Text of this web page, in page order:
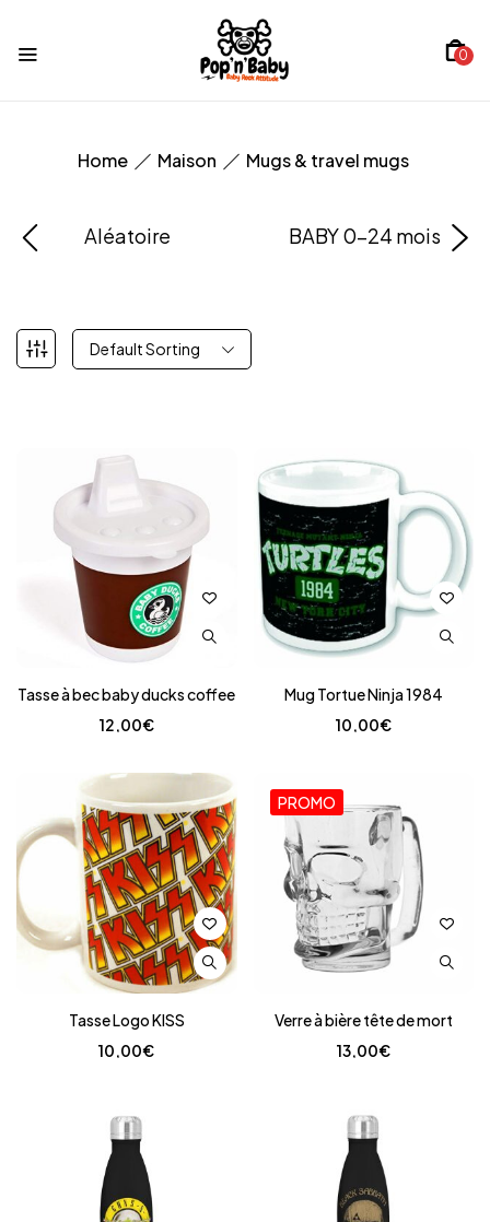
0
Home Maison Mugs & travel mugs
Aléatoire BABY 0-24 mois
Default Sorting
Tasse à bec baby ducks coffee
12,00€
Mug Tortue Ninja 1984
10,00€
Tasse Logo KISS
10,00€
PROMO
Verre à bière tête de mort
13,00€